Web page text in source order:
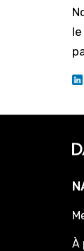
À